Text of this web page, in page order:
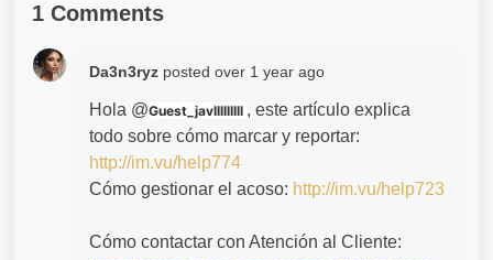
1 Comments
Da3n3ryz posted over 1 year ago
Hola @Guest_javlllllllll , este artículo explica
todo sobre cómo marcar y reportar:
http://im.vu/help774
Cómo gestionar el acoso: http://im.vu/help723
Cómo contactar con Atención al Cliente: